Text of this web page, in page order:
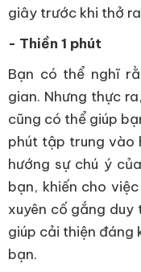
giây trước khi thở
- Thiền 1 phút
Bạn có thể nghĩ
gian. Nhưng thực
cũng có thể giúp
phút tập trung vào
hướng sự chú ý
bạn, khiến cho
xuyên cố gắng
giúp cải thiện đáng
bạn.